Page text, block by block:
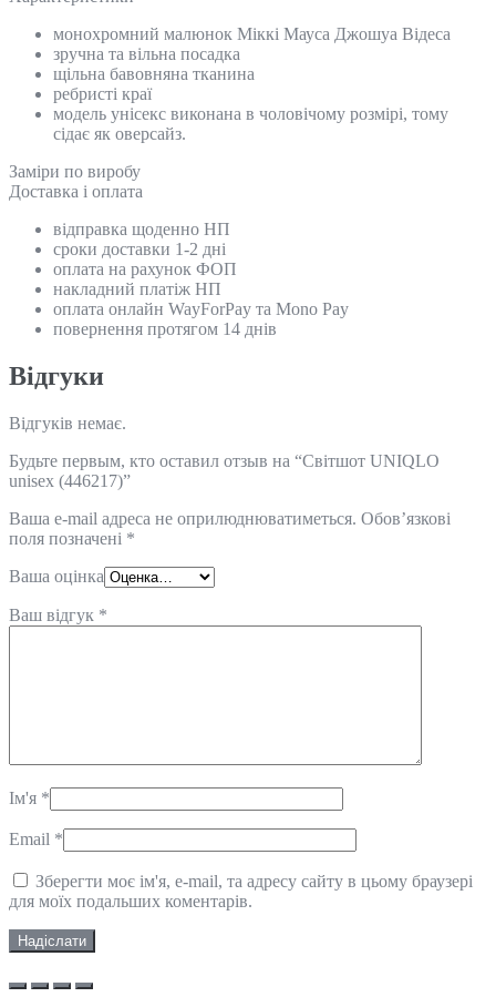
монохромний малюнок Міккі Мауса Джошуа Відеса
зручна та вільна посадка
щільна бавовняна тканина
ребристі краї
модель унісекс виконана в чоловічому розмірі, тому
сідає як оверсайз.
Замiри по виробу
Доставка і оплата
відправка щоденно НП
сроки доставки 1-2 дні
оплата на рахунок ФОП
накладний платіж НП
оплата онлайн WayForPay та Mono Pay
повернення протягом 14 днів
Відгуки
Відгуків немає.
Будьте первым, кто оставил отзыв на “Світшот UNIQLO
unisex (446217)”
Ваша e-mail адреса не оприлюднюватиметься. Обов’язкові
поля позначені *
Ваша оцінка
Ваш відгук *
Ім'я *
Email *
Зберегти моє ім'я, e-mail, та адресу сайту в цьому браузері
для моїх подальших коментарів.